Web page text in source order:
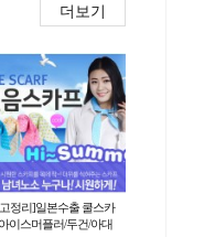
더보기
정리]일본수출 쿨스카
이스머플러/두건/아대